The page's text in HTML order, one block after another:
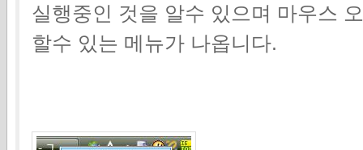
실행중인 것을 알수 있으며 마우스
할수 있는 메뉴가 나옵니다.